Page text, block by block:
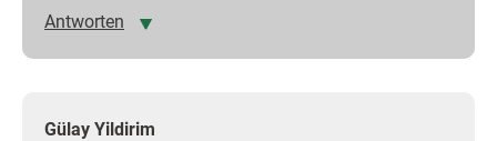
Antworten
Gülay Yildirim